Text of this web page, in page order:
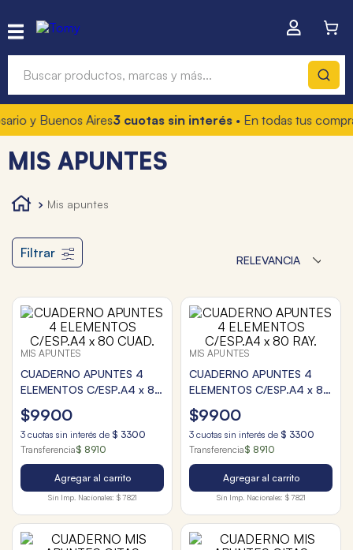
y Buenos Aires3 cuotas sin interés• En todas tus
MIS APUNTES
mis apuntes
Filtrar RELEVANCIA
MIS APUNTES
CUADERNO APUNTES 4
ELEMENTOS C/ESP.A4 x 80
CUAD.
$9900
3 cuotas sin interés de $ 3300
Transferencia$ 8910
Agregar al carrito
Sin Imp. Nacionales: $ 7821
MIS APUNTES
CUADERNO APUNTES 4
ELEMENTOS C/ESP.A4 x 80
RAY.
$9900
3 cuotas sin interés de $ 3300
Transferencia$ 8910
Agregar al carrito
Sin Imp. Nacionales: $ 7821
Términos más buscados
1.
hot wheels
3.
4. marcadores